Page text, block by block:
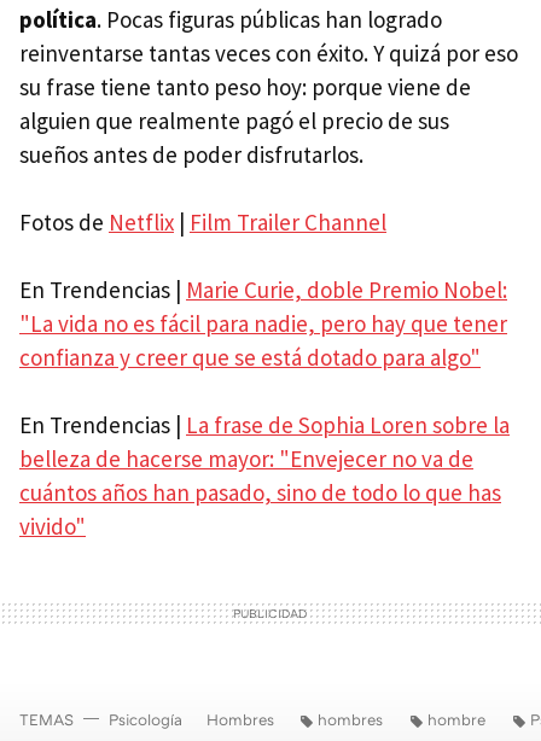
política. Pocas figuras públicas han logrado
reinventarse tantas veces con éxito. Y quizá por eso
su frase tiene tanto peso hoy: porque viene de
alguien que realmente pagó el precio de sus
sueños antes de poder disfrutarlos.
Fotos de Netflix | Film Trailer Channel
En Trendencias | Marie Curie, doble Premio Nobel:
"La vida no es fácil para nadie, pero hay que tener
confianza y creer que se está dotado para algo"
En Trendencias | La frase de Sophia Loren sobre la
belleza de hacerse mayor: "Envejecer no va de
cuántos años han pasado, sino de todo lo que has
vivido"
TEMAS Psicología Hombres hombres hombre